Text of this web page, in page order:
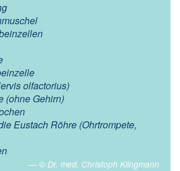
olfactorius)
(ohne Gehirn)
Eustach Röhre (Ohrtrompete,
© Dr. med. Christoph Klingmann